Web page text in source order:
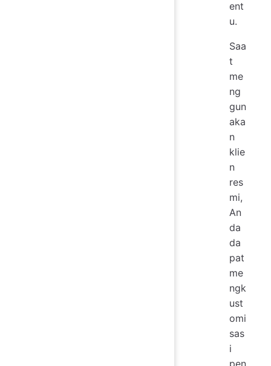
ent
u.
Saa
t
me
ng
gun
aka
n
klie
n
res
mi,
An
da
da
pat
me
ngk
ust
omi
sas
i